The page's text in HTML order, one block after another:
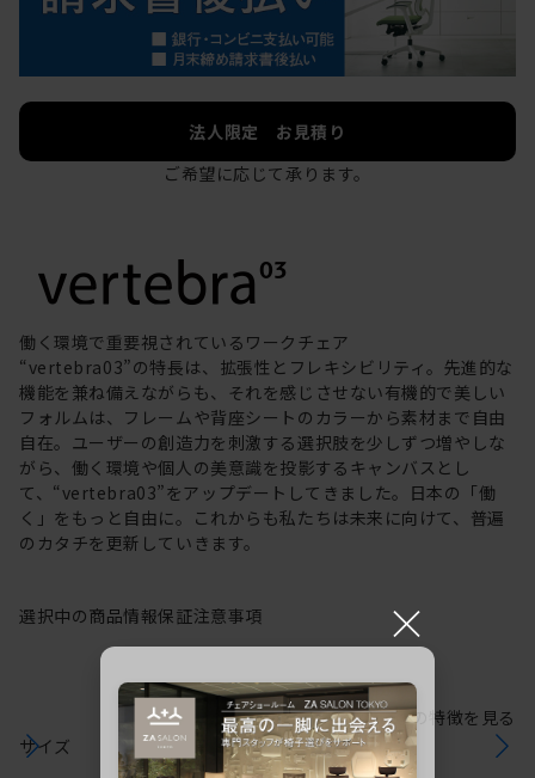
法人限定 お見積り
ご希望に応じて承ります。
働く環境で重要視されているワークチェア
“vertebra03”の特長は、拡張性とフレキシビリティ。先進的な
機能を兼ね備えながらも、それを感じさせない有機的で美しい
フォルムは、フレームや背座シートのカラーから素材まで自由
自在。ユーザーの創造力を刺激する選択肢を少しずつ増やしな
がら、働く環境や個人の美意識を投影するキャンバスとし
て、“vertebra03”をアップデートしてきました。日本の「働
く」をもっと自由に。これからも私たちは未来に向けて、普遍
のカタチを更新していきます。
選択中の商品情報保証注意事項
サイズ
シリーズの特徴を見る
×